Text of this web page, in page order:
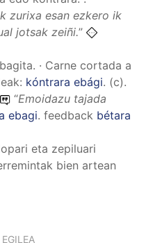
zurixa esan ezkero ik
jotsak zeiñi.”
· Carne cortada a
kóntrara ebági. (c).
“Emoidazu tajada
ebagi. feedback bétara
eta zepiluari
bien artean
EGILEA